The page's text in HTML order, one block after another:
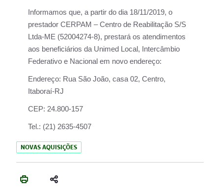
Informamos que, a partir do dia 18/11/2019, o
prestador CERPAM – Centro de Reabilitação S/S
Ltda-ME (52004274-8), prestará os atendimentos
aos beneficiários da Unimed Local, Intercâmbio
Federativo e Nacional em novo endereço:
Endereço: Rua São João, casa 02, Centro,
Itaboraí-RJ
CEP: 24.800-157
Tel.: (21) 2635-4507
NOVAS AQUISIÇÕES